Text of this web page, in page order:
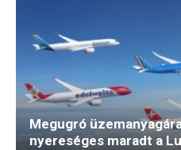
Megugró
nyereséges maradt a